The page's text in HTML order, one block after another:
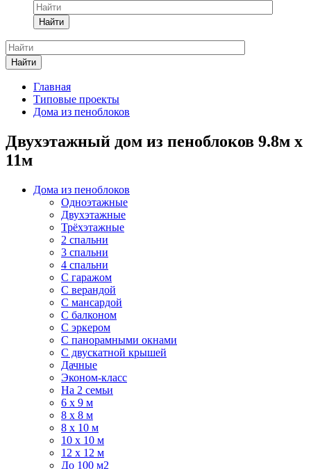
Найти
Найти
Главная
Типовые проекты
Дома из пеноблоков
Двухэтажный дом из пеноблоков 9.8м х
11м
Дома из пеноблоков
Одноэтажные
Двухэтажные
Трёхэтажные
2 спальни
3 спальни
4 спальни
С гаражом
С верандой
С мансардой
С балконом
C эркером
С панорамными окнами
С двускатной крышей
Дачные
Эконом-класс
На 2 семьи
6 x 9 м
8 x 8 м
8 x 10 м
10 x 10 м
12 x 12 м
До 100 м2